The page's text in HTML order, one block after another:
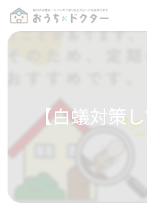
【白蟻対策